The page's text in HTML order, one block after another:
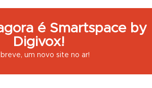
é Smartspace by
Digivox!
breve, um novo site no ar!